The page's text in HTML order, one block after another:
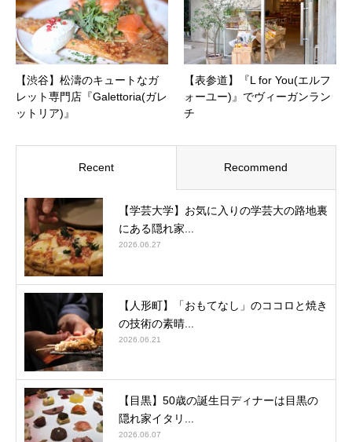
【渋谷】松濤のキュートなガ
レット専門店『Galettoria(ガレ
ットリア)』
【表参道】『L for You(エルフ
ォーユー)』でヴィーガンラン
チ
Recent Recommend
【学芸大学】お気に入りの学芸大の路地裏
にある隠れ家...
2026.06.27
【人形町】「おもてなし」のココロと焼き
の技術の素晴...
2026.06.21
【目黒】50歳の誕生日ディナーは目黒の
隠れ家イタリ...
2026.06.07